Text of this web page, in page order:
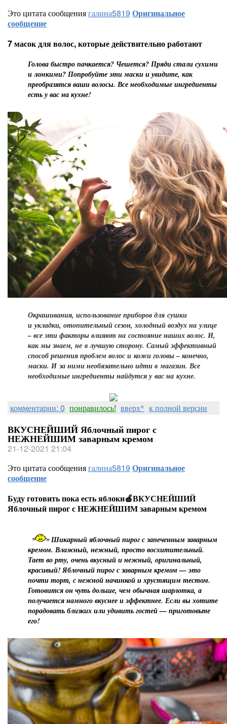
Это цитата сообщениягалина5819 Оригинальное
сообщение
7 масок для волос, которые действительно работают
Голова быстро пачкается? Чешется? Пряди стали сухими
и ломкими? Попробуйте эти маски и увидите, как
преобразятся ваши волосы. Все необходимые ингредиенты
есть у вас на кухне!
Окрашивания, использование приборов для сушки
и укладки, отопительный сезон, холодный воздух на улице
– все эти факторы влияют на состояние наших волос. И,
как мы знаем, не в лучшую сторону. Самый эффективный
способ решения проблем волос и кожи головы – конечно,
маски. И за ними необязательно идти в магазин. Все
необходимые ингредиенты найдутся у вас на кухне.
комментарии: 0 понравилось! вверх^ к полной версии
ВКУСНЕЙШИЙ Яблочный пирог с
НЕЖНЕЙШИМ заварным кремом
21-12-2021 21:04
Это цитата сообщениягалина5819 Оригинальное
сообщение
Буду готовить пока есть яблоки🍏ВКУСНЕЙШИЙ
Яблочный пирог с НЕЖНЕЙШИМ заварным кремом
Шикарный яблочный пирог с запеченным заварным
кремом. Влажный, нежный, просто восхитительный.
Тает во рту, очень вкусный и нежный, оригинальный,
красивый! Яблочный пирог с заварным кремом — это
почти торт, с нежной начинкой и хрустящим тестом.
Готовится он чуть дольше, чем обычная шарлотка, а
получается намного вкуснее и эффектнее. Если вы хотите
порадовать близких или удивить гостей — приготовьте
его!